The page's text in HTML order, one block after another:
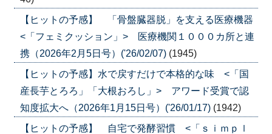
【ヒットの予感】 「骨盤臓器脱」を支える医療機器
<「フェミクッション」> 医療機関１０００カ所と連
携（2026年2月5日号）('26/02/07) (1945)
【ヒットの予感】水で戻すだけで本格的な味 <「国
産長芋とろろ」「大根おろし」> アワード受賞で認
知度拡大へ（2026年1月15日号）('26/01/17) (1942)
【ヒットの予感】 自宅で発酵習慣 <「ｓｉｍｐｌ